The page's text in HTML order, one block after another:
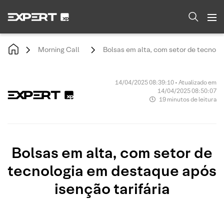
Morning Call Bolsas em alta, com setor de
14/04/2025 08:39:10 • Atualizado em
14/04/2025 08:50:07
19 minutos de leitura
Bolsas em alta, com setor de
tecnologia em destaque após
isenção tarifária